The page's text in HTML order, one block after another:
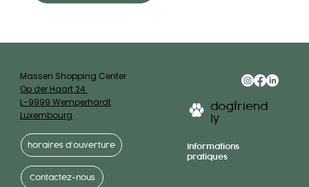
dogfriend
ly
Informations
pratiques
Massen Shopping Center
Op der Haart 24
L-9999 Wemperhardt
Luxembourg
horaires d’ouverture
Contactez-nous